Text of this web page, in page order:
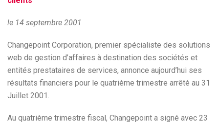
le 14 septembre 2001
Changepoint Corporation, premier spécialiste des solutions
web de gestion d’affaires à destination des sociétés et
entités prestataires de services, annonce aujourd’hui ses
résultats financiers pour le quatrième trimestre arrêté au 31
Juillet 2001.
Au quatrième trimestre fiscal, Changepoint a signé avec 23